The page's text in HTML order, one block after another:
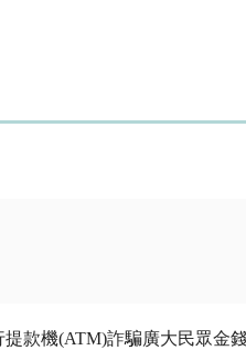
機(ATM)詐騙廣大民眾金錢